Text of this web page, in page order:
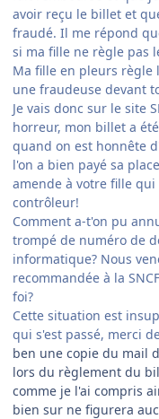
avoir reçu le billet et
fraudé. Il me répond
si ma fille ne règle pas
Ma fille en pleurs règle
une fraudeuse devant
Je vais donc sur le site
horreur, mon billet a
quand on est honnête
l'on a bien payé sa
amende à votre fille
contrôleur!
Comment a-t'on pu
trompé de numéro de
informatique? Nous
recommandée à la
foi?
Cette situation est
qui s'est passé, merci
ben une copie du mail
lors du règlement du
comme je l'ai compris
bien sur ne figurera